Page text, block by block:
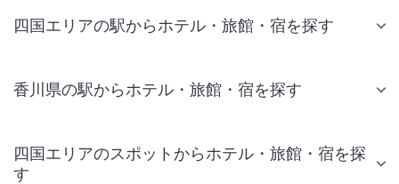
四国エリアの駅からホテル・旅館・宿を探す
香川県の駅からホテル・旅館・宿を探す
四国エリアのスポットからホテル・旅館・宿を探
す